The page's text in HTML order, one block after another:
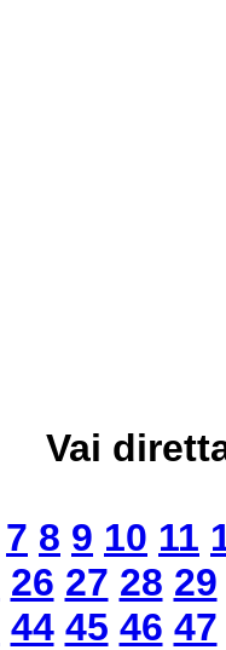
Vai
7 8 9 10 11
26 27 28 29
44 45 46 47